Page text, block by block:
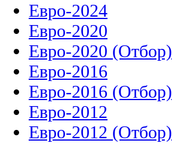
Евро-2024
Евро-2020
Евро-2020 (Отбор)
Евро-2016
Евро-2016 (Отбор)
Евро-2012
Евро-2012 (Отбор)